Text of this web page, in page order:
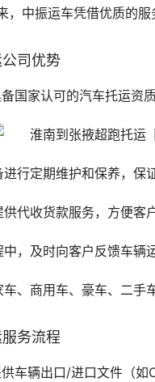
中振运车凭借优质的服
司优势
国家认可的汽车托运资
行定期维护和保养，保
代收货款服务，方便客
，及时向客户反馈车辆
、商用车、豪车、二手
务流程
车辆出口/进口文件（如